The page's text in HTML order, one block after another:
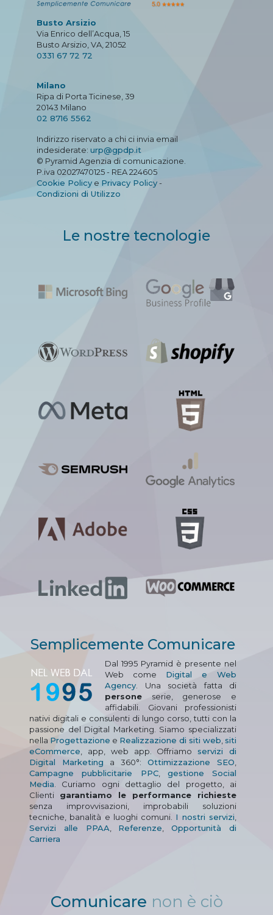
Busto Arsizio
Via Enrico dell’Acqua, 15
Busto Arsizio, VA, 21052
0331 67 72 72
Milano
Ripa di Porta Ticinese, 39
20143 Milano
02 8716 5562
Indirizzo riservato a chi ci invia email
indesiderate: urp@gpdp.it
© Pyramid Agenzia di comunicazione.
P.iva 02027470125 - REA 224605
Cookie Policy e Privacy Policy-
Condizioni di Utilizzo
Le nostre tecnologie
Semplicemente Comunicare
Dal 1995 Pyramid è presente nel
Web come Digital e Web
Agency. Una società fatta di
persone serie, generose e
affidabili. Giovani professionisti
nativi digitali e consulenti di lungo corso, tutti con la
passione del Digital Marketing. Siamo specializzati
nella Progettazione e Realizzazione di siti web,siti
eCommerce, app, web app. Offriamoservizi di
Digital Marketing a 360°: Ottimizzazione SEO,
Campagne pubblicitarie PPC, gestione Social
Media. Curiamo ogni dettaglio del progetto, ai
Clienti garantiamo le performance richieste
senza improvvisazioni, improbabili soluzioni
tecniche, banalità e luoghi comuni. I nostri servizi,
Servizi alle PPAA, Referenze,Opportunità di
Carriera
Comunicare non è ciò